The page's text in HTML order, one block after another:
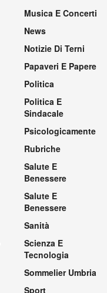
Musica E Concerti
News
Notizie Di Terni
Papaveri E Papere
Politica
Politica E
Sindacale
Psicologicamente
Rubriche
Salute E
Benessere
Salute E
Benessere
Sanità
Scienza E
Tecnologia
Sommelier Umbria
Sport